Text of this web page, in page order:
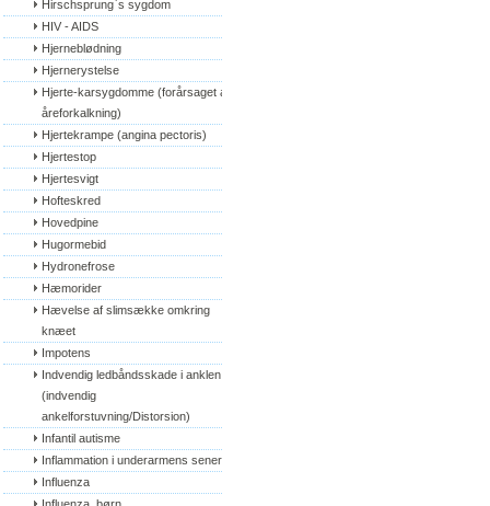
Hirschsprung`s sygdom
HIV - AIDS
Hjerneblødning
Hjernerystelse
Hjerte-karsygdomme (forårsaget af
åreforkalkning)
Hjertekrampe (angina pectoris)
Hjertestop
Hjertesvigt
Hofteskred
Hovedpine
Hugormebid
Hydronefrose
Hæmorider
Hævelse af slimsække omkring
knæet
Impotens
Indvendig ledbåndsskade i anklen
(indvendig
ankelforstuvning/Distorsion)
Infantil autisme
Inflammation i underarmens sener
Influenza